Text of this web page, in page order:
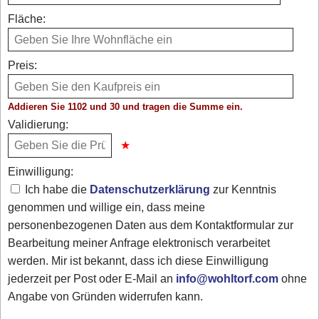
Fläche:
Preis:
Addieren Sie 1102 und 30 und tragen die Summe ein.
Validierung:
Einwilligung:
Ich habe die Datenschutzerklärung zur Kenntnis
genommen und willige ein, dass meine
personenbezogenen Daten aus dem Kontaktformular zur
Bearbeitung meiner Anfrage elektronisch verarbeitet
werden. Mir ist bekannt, dass ich diese Einwilligung
jederzeit per Post oder E-Mail an info@wohltorf.comohne
Angabe von Gründen widerrufen kann.